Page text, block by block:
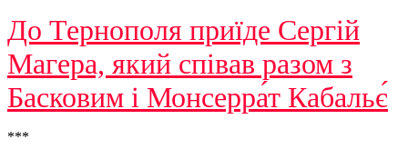
До Тернополя приїде Сергій
Магера, який співав разом з
Басковим і Монсерра́т Кабальє́
***